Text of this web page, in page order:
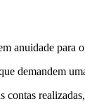
anuidade para
demandem